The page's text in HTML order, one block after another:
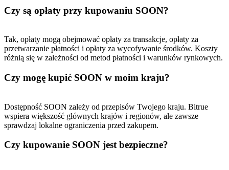
Czy są opłaty przy kupowaniu SOON?
Tak, opłaty mogą obejmować opłaty za transakcje, opłaty za
przetwarzanie płatności i opłaty za wycofywanie środków. Koszty
różnią się w zależności od metod płatności i warunków rynkowych.
Czy mogę kupić SOON w moim kraju?
Dostępność SOON zależy od przepisów Twojego kraju. Bitrue
wspiera większość głównych krajów i regionów, ale zawsze
sprawdzaj lokalne ograniczenia przed zakupem.
Czy kupowanie SOON jest bezpieczne?